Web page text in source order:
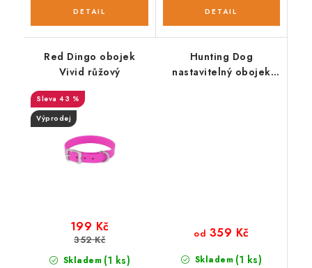
Red Dingo obojek
Vivid růžový
43 %
Výprodej
Skladem (1 ks)
199 Kč
352 Kč
Hunting Dog
nastavitelný obojek
Skladem (1 ks)
od 359 Kč